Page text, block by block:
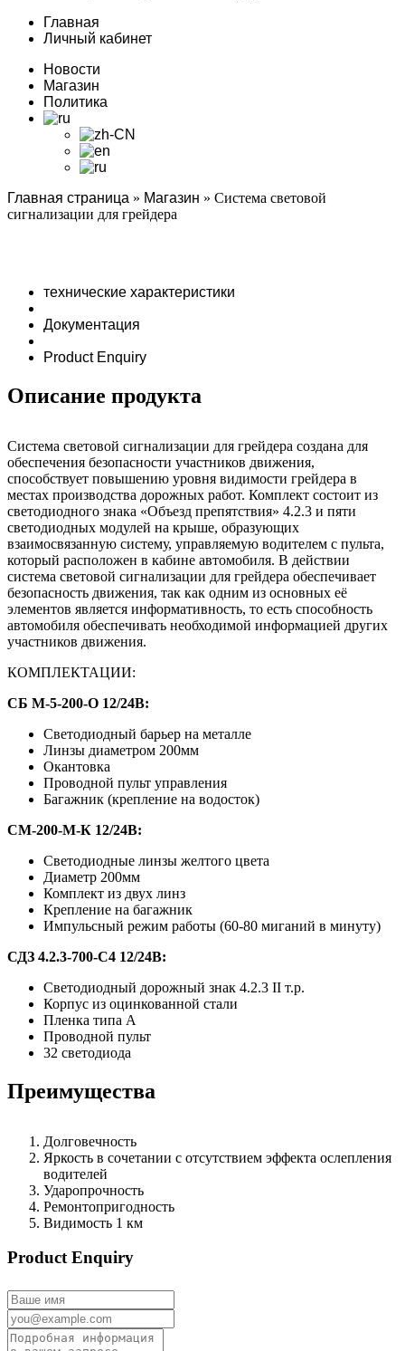
Главная
Личный кабинет
Новости
Магазин
Политика
Главная страница » Магазин » Система световой
сигнализации для грейдера
технические характеристики
Документация
Product Enquiry
Описание продукта
Система световой сигнализации для грейдера создана для
обеспечения безопасности участников движения,
способствует повышению уровня видимости грейдера в
местах производства дорожных работ. Комплект состоит из
светодиодного знака «Объезд препятствия» 4.2.3 и пяти
светодиодных модулей на крыше, образующих
взаимосвязанную систему, управляемую водителем с пульта,
который расположен в кабине автомобиля. В действии
система световой сигнализации для грейдера обеспечивает
безопасность движения, так как одним из основных её
элементов является информативность, то есть способность
автомобиля обеспечивать необходимой информацией других
участников движения.
КОМПЛЕКТАЦИИ:
СБ М-5-200-О 12/24В:
Светодиодный барьер на металле
Линзы диаметром 200мм
Окантовка
Проводной пульт управления
Багажник (крепление на водосток)
СМ-200-М-К 12/24В:
Светодиодные линзы желтого цвета
Диаметр 200мм
Комплект из двух линз
Крепление на багажник
Импульсный режим работы (60-80 миганий в минуту)
СДЗ 4.2.3-700-С4 12/24В:
Светодиодный дорожный знак 4.2.3 II т.р.
Корпус из оцинкованной стали
Пленка типа А
Проводной пульт
32 светодиода
Преимущества
Долговечность
Яркость в сочетании с отсутствием эффекта ослепления
водителей
Ударопрочность
Ремонтопригодность
Видимость 1 км
Product Enquiry